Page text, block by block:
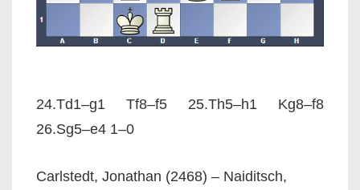
24.Td1–g1 Tf8–f5 25.Th5–h1 Kg8–f8
26.Sg5–e4 1–0
Carlstedt, Jonathan (2468) – Naiditsch,